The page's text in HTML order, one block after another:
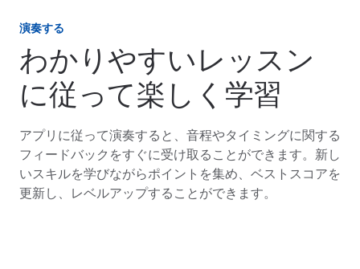
演奏する
わかりやすいレッスン
に従って楽しく学習
アプリに従って演奏すると、音程やタイミングに関する
フィードバックをすぐに受け取ることができます。新し
いスキルを学びながらポイントを集め、ベストスコアを
更新し、レベルアップすることができます。